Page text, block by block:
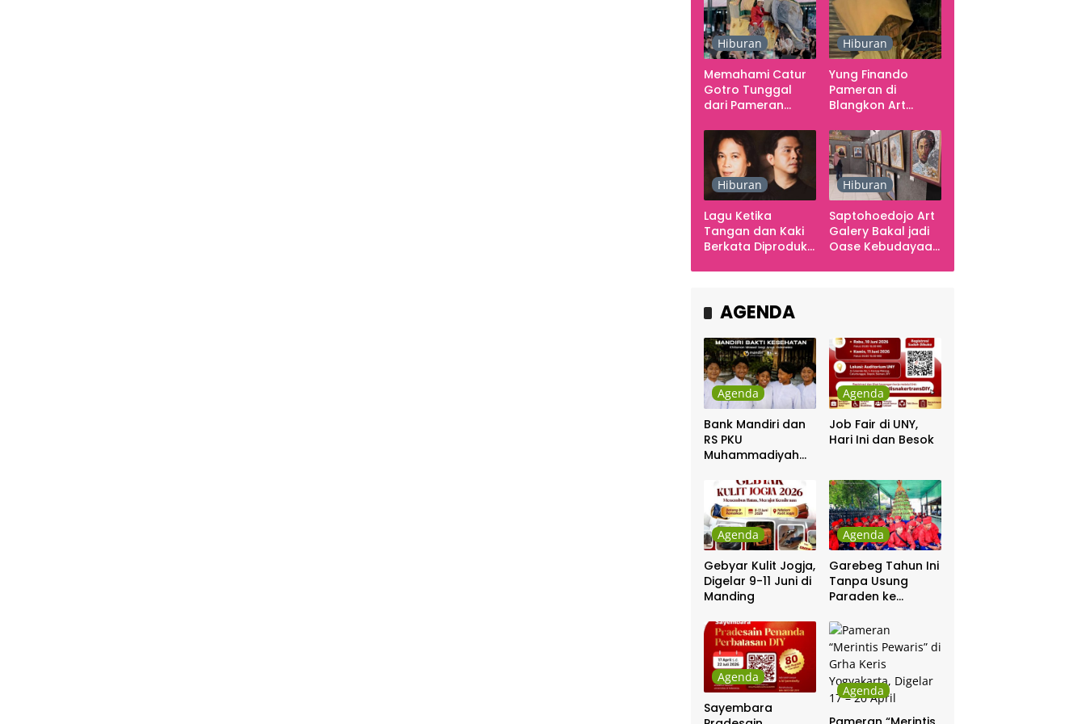
Hiburan
Memahami Catur
Gotro Tunggal
dari Pameran
Smarabawana
Hiburan
Yung Finando
Pameran di
Blangkon Art
Ingatan dan Emosi
Hiburan
Lagu Ketika
Tangan dan Kaki
Berkata Diproduksi
Hiburan
Saptohoedojo Art
Galery Bakal jadi
Oase Kebudayaan
AGENDA
Agenda
Bank Mandiri dan
RS PKU
Muhammadiyah
Gratis
Agenda
Job Fair di UNY,
Hari Ini dan Besok
Agenda
Gebyar Kulit Jogja,
Digelar 9-11 Juni di
Manding
Agenda
Garebeg Tahun Ini
Tanpa Usung
Paraden ke
Pakualaman
Agenda
Sayembara
Agenda